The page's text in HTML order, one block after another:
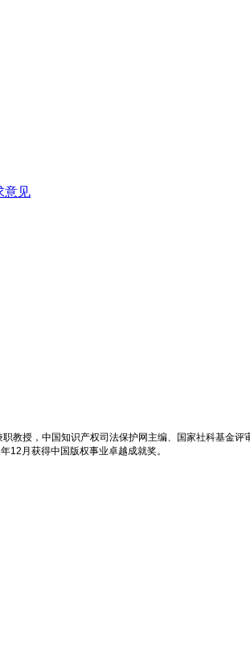
意见
教授，中国知识产权司法保护网主编、国家社科基金
12月获得中国版权事业卓越成就奖。